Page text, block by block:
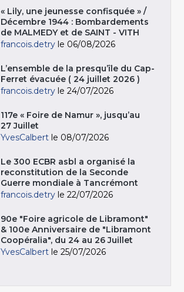
« Lily, une jeunesse confisquée » /
Décembre 1944 : Bombardements
de MALMEDY et de SAINT - VITH
francois.detry le 06/08/2026
L’ensemble de la presqu’île du Cap-
Ferret évacuée ( 24 juillet 2026 )
francois.detry le 24/07/2026
117e « Foire de Namur », jusqu’au
27 Juillet
YvesCalbert le 08/07/2026
Le 300 ECBR asbl a organisé la
reconstitution de la Seconde
Guerre mondiale à Tancrémont
francois.detry le 22/07/2026
90e "Foire agricole de Libramont"
& 100e Anniversaire de "Libramont
Coopéralia", du 24 au 26 Juillet
YvesCalbert le 25/07/2026